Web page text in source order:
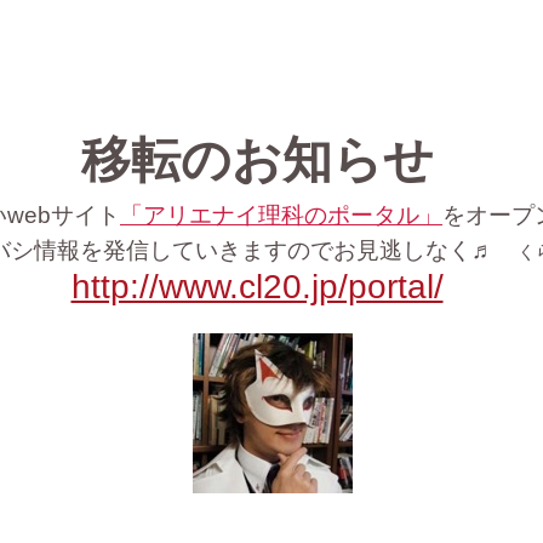
移転のお知らせ
webサイト 「アリエナイ理科のポータル」 をオープ
シ情報を発信していきますのでお見逃しなく♬
く
http://www.cl20.jp/portal/